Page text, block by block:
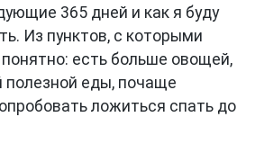
365 дней и как я буду
Из пунктов, с которыми
есть больше овощей,
полезной еды, почаще
ложиться спать до